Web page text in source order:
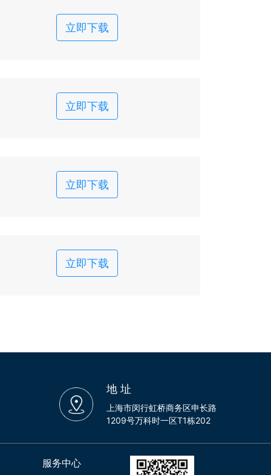
立即下载
立即下载
立即下载
立即下载
地 址
上海市闵行虹桥商务区申长路
1209号万科时一区T1栋202
服务中心